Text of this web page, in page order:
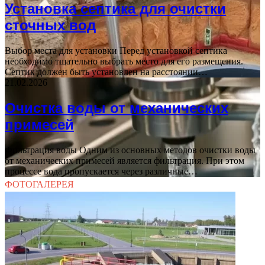
Установка септика для очистки
сточных вод
Выбор места для установки Перед установкой септика
необходимо тщательно выбрать место для его размещения.
Септик должен быть установлен на расстоянии…
21.02.2026
Очистка воды от механических
примесей
Фильтрация воды Одним из основных методов очистки воды
от механических примесей является фильтрация. При этом
процессе вода пропускается через различные…
ФОТОГАЛЕРЕЯ